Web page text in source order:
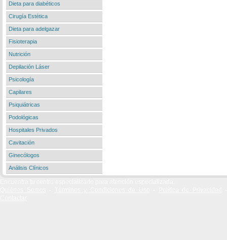
Dieta para diabéticos
Cirugía Estética
Dieta para adelgazar
Fisioterapia
Nutrición
Depilación Láser
Psicología
Capilares
Psiquiátricas
Podológicas
Hospitales Privados
Cavitación
Ginecólogos
Análisis Clínicos